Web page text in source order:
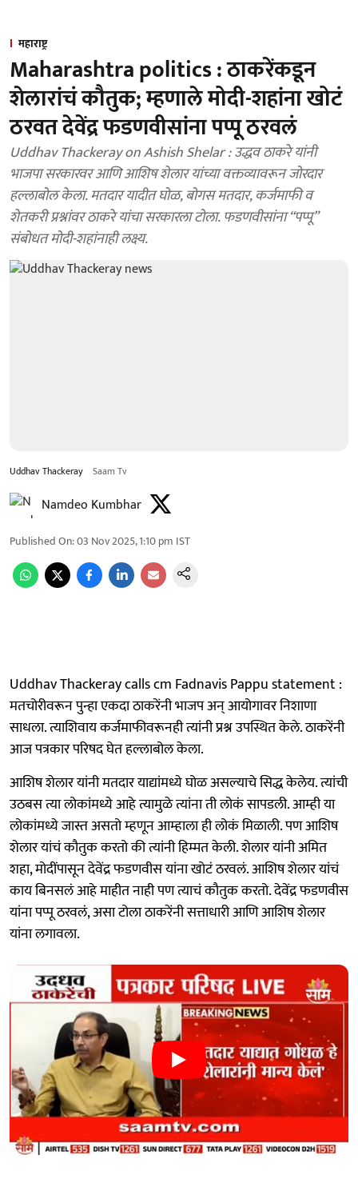
महाराष्ट्र
Maharashtra politics : ठाकरेंकडून
शेलारांचं कौतुक; म्हणाले मोदी-शहांना खोटं
ठरवत देवेंद्र फडणवीसांना पप्पू ठरवलं
Uddhav Thackeray on Ashish Shelar : उद्धव ठाकरे यांनी
भाजपा सरकारवर आणि आशिष शेलार यांच्या वक्तव्यावरून जोरदार
हल्लाबोल केला. मतदार यादीत घोळ, बोगस मतदार, कर्जमाफी व
शेतकरी प्रश्नांवर ठाकरे यांचा सरकारला टोला. फडणवीसांना “पप्पू”
संबोधत मोदी-शहांनाही लक्ष्य.
Uddhav Thackeray Saam Tv
Namdeo Kumbhar
Published On:03 Nov 2025, 1:10 pm IST
Uddhav Thackeray calls cm Fadnavis Pappu statement :
मतचोरीवरून पुन्हा एकदा ठाकरेंनी भाजप अन् आयोगावर निशाणा
साधला. त्याशिवाय कर्जमाफीवरूनही त्यांनी प्रश्न उपस्थित केले. ठाकरेंनी
आज पत्रकार परिषद घेत हल्लाबोल केला.
आशिष शेलार यांनी मतदार याद्यांमध्ये घोळ असल्याचे सिद्ध केलेय. त्यांची
उठबस त्या लोकांमध्ये आहे त्यामुळे त्यांना ती लोकं सापडली. आम्ही या
लोकांमध्ये जास्त असतो म्हणून आम्हाला ही लोकं मिळाली. पण आशिष
शेलार यांचं कौतुक करतो की त्यांनी हिम्मत केली. शेलार यांनी अमित
शहा, मोदींपासून देवेंद्र फडणवीस यांना खोटं ठरवलं. आशिष शेलार यांचं
काय बिनसलं आहे माहीत नाही पण त्याचं कौतुक करतो. देवेंद्र फडणवीस
यांना पप्पू ठरवलं, असा टोला ठाकरेंनी सत्ताधारी आणि आशिष शेलार
यांना लगावला.